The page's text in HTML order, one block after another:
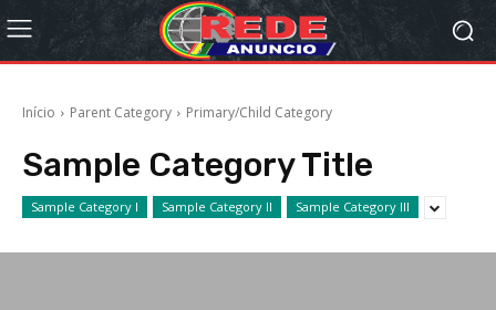
Início Parent Category Primary/Child Category
Sample Category Title
Sample Category I Sample Category II Sample Category III